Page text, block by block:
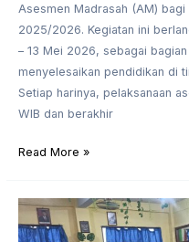
Asesmen Madrasah (AM)
2025/2026. Kegiatan ini
– 13 Mei 2026, sebagai
menyelesaikan pendidikan di
Setiap harinya, pelaksanaan
WIB dan berakhir
Read More »
Sejak
Hari